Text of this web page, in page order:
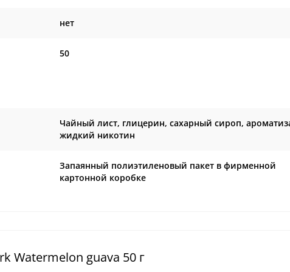
нет
50
Чайный лист, глицерин, сахарный сироп,
жидкий никотин
Запаянный полиэтиленовый пакет в фирменной
картонной коробке
Watermelon guava 50 г